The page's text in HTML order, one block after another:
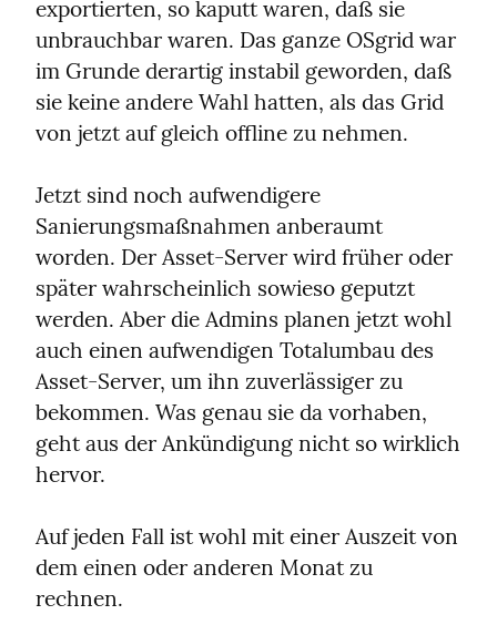
exportierten, so kaputt waren, daß sie
unbrauchbar waren. Das ganze OSgrid war
im Grunde derartig instabil geworden, daß
sie keine andere Wahl hatten, als das Grid
von jetzt auf gleich offline zu nehmen.
Jetzt sind noch aufwendigere
Sanierungsmaßnahmen anberaumt
worden. Der Asset-Server wird früher oder
später wahrscheinlich sowieso geputzt
werden. Aber die Admins planen jetzt wohl
auch einen aufwendigen Totalumbau des
Asset-Server, um ihn zuverlässiger zu
bekommen. Was genau sie da vorhaben,
geht aus der Ankündigung nicht so wirklich
hervor.
Auf jeden Fall ist wohl mit einer Auszeit von
dem einen oder anderen Monat zu
rechnen.